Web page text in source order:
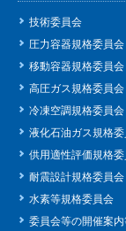
技術委員会
圧力容器規格委員会
移動容器規格委員会
高圧ガス規格委員会
冷凍空調規格委員会
液化石油ガス規格
供用適性評価規格
耐震設計規格委員会
水素等規格委員会
委員会等の開催案